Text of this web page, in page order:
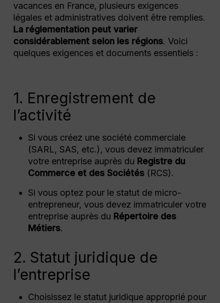
vacances en France, plusieurs exigences
légales et administratives doivent être remplies.
La réglementation peut varier
considérablement selon les régions. Voici
quelques exigences et documents essentiels :
1. Enregistrement de
l’activité
Si vous créez une société commerciale
(SARL, SAS, etc.), vous devez immatriculer
votre entreprise auprès du Registre du
Commerce et des Sociétés (RCS).
Si vous optez pour le statut de micro-
entrepreneur, vous devez immatriculer votre
entreprise auprès du Répertoire des
Métiers.
2. Statut juridique de
l’entreprise
Choisissez le statut juridique approprié pour